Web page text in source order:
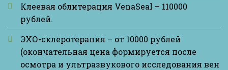
Клеевая облитерация VenaSeal – 110000
рублей.
ЭХО-склеротерапия – от 10000 рублей
(окончательная цена формируется после
осмотра и ультразвукового исследования вен